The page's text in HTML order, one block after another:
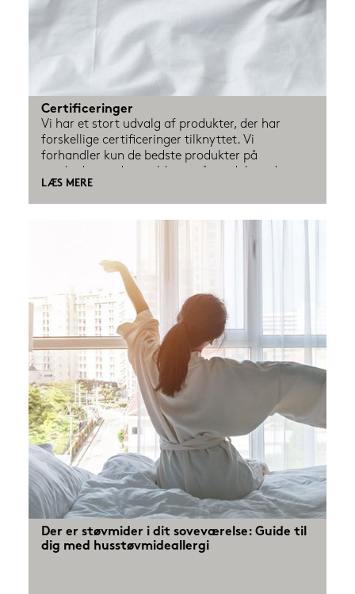
Certificeringer
Vi har et stort udvalg af produkter, der har
forskellige certificeringer tilknyttet. Vi
forhandler kun de bedste produkter på
certificeret, så de passer på både dit helbred
samt miljøet. Men det kan være svært at holde
styr på, hvad de forskellige certificeringer
LÆS MERE
Der er støvmider i dit soveværelse: Guide til
dig med husstøvmideallergi